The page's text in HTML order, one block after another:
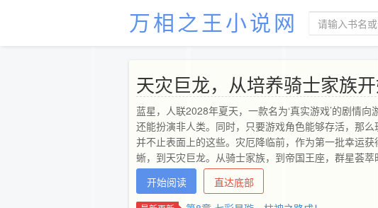
万相之王小说网
天灾巨龙，从培养骑士家族
蓝星，人联2028年夏天，一款名为‘真实游戏’的剧情
还能扮演非人类。同时，只要游戏角色能够存活，那
并不止表面上的这些。灾厄降临前，作为第一批幸运
蜥，到天灾巨龙。从骑士家族，到帝国王座，群星荟萃
开始阅读
直达底部